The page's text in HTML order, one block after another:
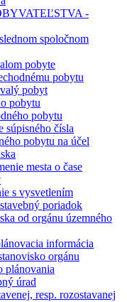
-
spoločnom
pobyte
pobytu
pobyt
pobytu
pobytu
súpisného čísla
pobytu na účel
mesta o čase
s vysvetlením
poriadok
od orgánu územného
informácia
orgánu
plánovania
úrad
resp. rozostavanej